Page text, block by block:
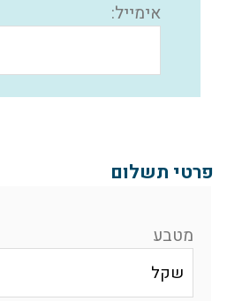
אימייל:
פרטי תשלום
מטבע